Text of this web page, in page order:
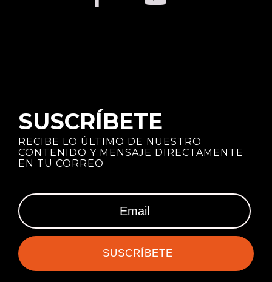
SUSCRÍBETE
RECIBE LO ÚLTIMO DE NUESTRO
CONTENIDO Y MENSAJE DIRECTAMENTE
EN TU CORREO
SUSCRÍBETE